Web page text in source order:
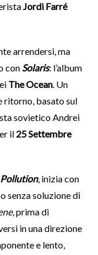
Jordi Farré
arrendersi, ma
con Solaris: l’album
The Ocean. Un
ritorno, basato sul
sovietico Andrei
il 25 Settembre
, inizia con
senza soluzione di
, prima di
in una direzione
e lento,